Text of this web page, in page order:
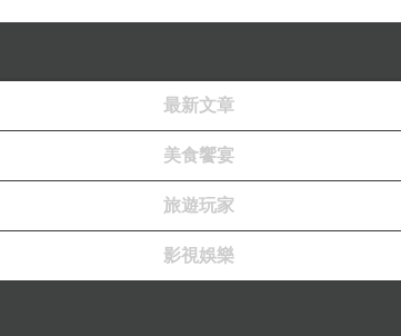
最新文章
美食饗宴
旅遊玩家
影視娛樂